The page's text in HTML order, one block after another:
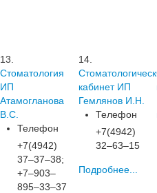
13.
Стоматология
ИП
Атамогланова
В.С.
Телефон
+7(4942)
37‒37‒38;
+7‒903‒
895‒33‒37
14.
кабинет ИП
Гемлянов И.Н.
Телефон
+7(4942)
32‒63‒15
Подробнее...